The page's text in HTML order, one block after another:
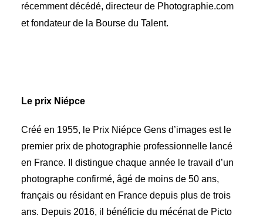
récemment décédé, directeur de Photographie.com
et fondateur de la Bourse du Talent.
Le prix Niépce
Créé en 1955, le Prix Niépce Gens d’images est le
premier prix de photographie professionnelle lancé
en France. Il distingue chaque année le travail d’un
photographe confirmé, âgé de moins de 50 ans,
français ou résidant en France depuis plus de trois
ans. Depuis 2016, il bénéficie du mécénat de Picto